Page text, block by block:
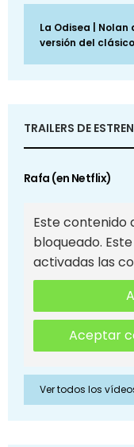
La Odisea |
versión del
TRAILERS DE
Rafa (en Netflix)
Este contenido
bloqueado.
activadas las
Aceptar
Ver todos los